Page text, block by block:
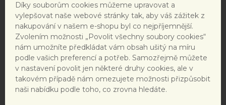
Díky souborům cookies můžeme upravovat a
vylepšovat naše webové stránky tak, aby váš zážitek z
nakupování v našem e-shopu byl co nejpříjemnější.
Zvolením možnosti „Povolit všechny soubory cookies“
nám umožníte předkládat vám obsah ušitý na míru
podle vašich preferencí a potřeb. Samozřejmě můžete
v nastavení povolit jen některé druhy cookies, ale v
takovém případě nám omezujete možnosti přizpůsobit
naši nabídku podle toho, co zrovna hledáte.
Doprava
Reklamační řád
Reklamační formulář
Obchodní podmínky a právní předpisy
Ochrana dat
Nastavení cookies